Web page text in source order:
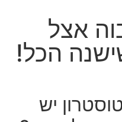
אצל
הכל!
יש